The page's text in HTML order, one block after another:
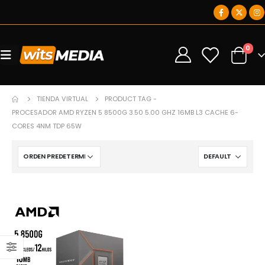
0 0
TIENDA VIRTUAL
PRODUCT TAG -
PROCESADOR AMD RYZEN 5 8500G 3.50 5.00 GHZ 16MB L3 CACHE 6-
CORES 4NM TDP 65W